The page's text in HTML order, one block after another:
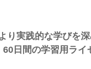
り実践的な学びを
日間の学習用ライ